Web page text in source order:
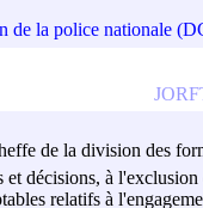
de la police nationale
de la division des
décisions, à
relatifs à